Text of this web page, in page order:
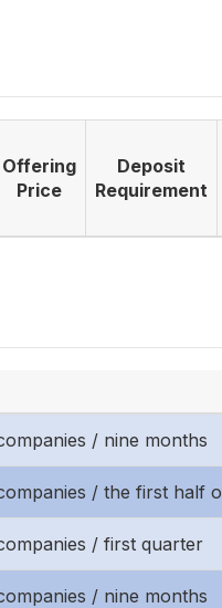
Offering
Price
Deposit
Requirement
/ nine months
/ the first half
/ first quarter
/ nine months